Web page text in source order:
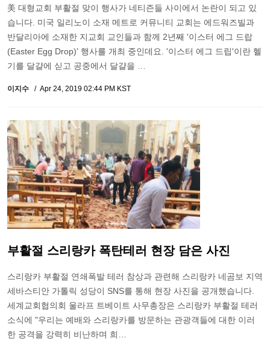
美 대형교회 부활절 맞이 행사가 네티즌들 사이에서 논란이 되고 있
습니다. 미국 일리노이 소재 메트로 커뮤니티 교회는 에드워즈빌과
반달리아에 소재한 지교회 교인들과 함께 2년째 '이스터 에그 드랍
(Easter Egg Drop)' 행사를 개최 중인데요. '이스터 에그 드립'이란 헬
기를 달걀에 싣고 공중에서 달걀을 …
이지수 Apr 24, 2019 02:44 PM KST
부활절 스리랑카 폭탄테러 현장 담은 사진
스리랑카 부활절 연쇄폭발 테러 참상과 관련해 스리랑카 네곰보 지역
세바스티안 가톨릭 성당이 SNS를 통해 현장 사진을 공개했습니다.
세계교회협의회 울라프 트베이트 사무총장은 스리랑카 부활절 테러
소식에 "우리는 예배와 스리랑카를 방문하는 관광객들에 대한 이러
한 공격을 강력히 비난하며 희…